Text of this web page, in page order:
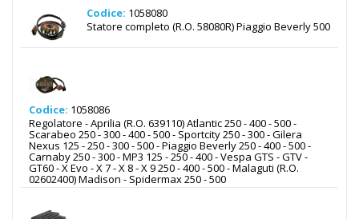
Codice: 1058080
Statore completo (R.O. 58080R) Piaggio Beverly 500
Codice: 1058086
Regolatore - Aprilia (R.O. 639110) Atlantic 250 - 400 - 500 -
Scarabeo 250 - 300 - 400 - 500 - Sportcity 250 - 300 - Gilera
Nexus 125 - 250 - 300 - 500 - Piaggio Beverly 250 - 400 - 500 -
Carnaby 250 - 300 - MP3 125 - 250 - 400 - Vespa GTS - GTV -
GT60 - X Evo - X 7 - X 8 - X 9 250 - 400 - 500 - Malaguti (R.O.
02602400) Madison - Spidermax 250 - 500